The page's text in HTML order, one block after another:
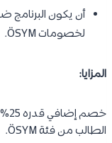
أن يكون
لخصومات ÖSYM.
المزايا:
الطالب من فئة ÖSYM.